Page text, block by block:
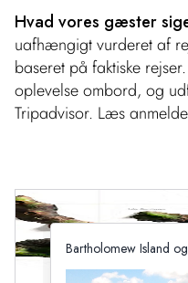
Hvad vores gæster
uafhængigt vurderet af
baseret på faktiske
oplevelse ombord, og
Tripadvisor. Læs
Bartholomew Island
Gå en tur i det gyldne